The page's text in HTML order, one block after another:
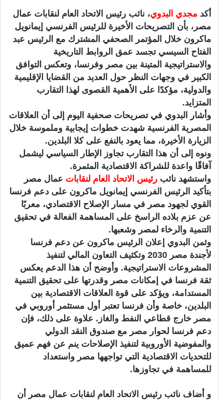
أكد مجدي البدوي، نائب رئيس الاتحاد العام لنقابات عمال
مصر، بأن التصريحات الأخيرة للرئيس الفرنسي إيمانويل
ماكرون خلال المؤتمر الصحفي المشترك مع الرئيس عبد
الفتاح السيسي تجسد عمق الروابط التاريخية
والاستراتيجية المتينة بين مصر وفرنسا، وتعكس التوافق
الكبير في وجهات النظر حول العديد من القضايا الإقليمية
والدولية، مؤكدًا على الأهمية القصوى لهذا التقارب
المتزايد.
وأشار البدوي في تصريحات صحفية اليوم إلى أن العلاقات
المصرية الفرنسية شهدت خطوات إيجابية وملموسة خلال
الزيارة الأخيرة، مما يعود بالنفع على كلا البلدين.
ونوه إلى أن هذا التقارب تجاوز الإطار السياسي ليشمل
آفاقًا واعدة للشراكة الاقتصادية المثمرة.
واستشهد نائب رئيس الاتحاد العام لنقابات عمال مصر
بتأكيد الرئيس الفرنسي إيمانويل ماكرون على دعم فرنسا
القوي لجهود مصر في مسار الإصلاح الاقتصادي، معربًا
عن عزم بلاده الراسخ على المساهمة الفعالة في تحقيق
التنمية والرخاء لمصر وشعبها.
وثمن البدوي إعلان الرئيس ماكرون عن دعم فرنسا
لأجندة مصر 2030 وتكثيف التعاون المالي لتنفيذ
المشروعات الاستراتيجية. وأوضح أن هذا الدعم يعكس
ثقة فرنسا في إمكانات مصر وقدرتها على تحقيق التنمية
المستدامة، ويؤكد على قوة العلاقات الاقتصادية بين
البلدين، خاصة وأن فرنسا تعتبر أول مستثمر أوروبي في
مصر خارج قطاعي النفط والغاز. علاوة على ذلك، فإن
دعم فرنسا لحوار مصر مع صندوق النقد الدولي
والمفوضية الأوروبية لتنفيذ الإصلاحات ينم عن فهم عميق
للتحديات الاقتصادية التي تواجهها مصر واستعداد
للمساهمة في تجاوزها.
و أضاف نائب رئيس الاتحاد العام لنقابات عمال مصر أن